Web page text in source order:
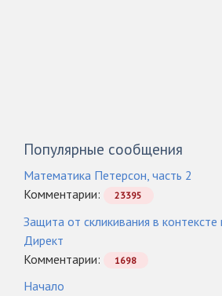
Популярные сообщения
Математика Петерсон, часть 2
Комментарии:
23395
Защита от скликивания в
Директ
Комментарии:
1698
Начало